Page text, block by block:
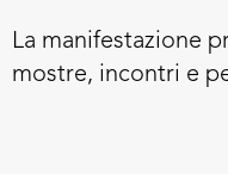
La manifestazione
mostre, incontri e